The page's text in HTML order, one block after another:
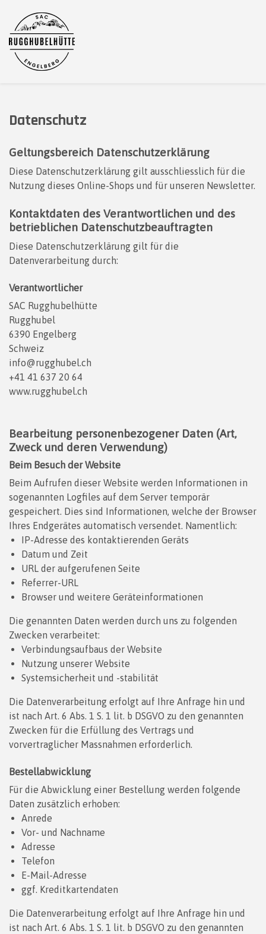
Datenschutz
Geltungsbereich Datenschutzerklärung
Diese Datenschutzerklärung gilt ausschliesslich für die
Nutzung dieses Online-Shops und für unseren Newsletter.
Kontaktdaten des Verantwortlichen und des
betrieblichen Datenschutzbeauftragten
Diese Datenschutzerklärung gilt für die
Datenverarbeitung durch:
Verantwortlicher
SAC Rugghubelhütte
Rugghubel
6390 Engelberg
Schweiz
info@rugghubel.ch
+41 41 637 20 64
www.rugghubel.ch
Bearbeitung personenbezogener Daten (Art,
Zweck und deren Verwendung)
Beim Besuch der Website
Beim Aufrufen dieser Website werden Informationen in
sogenannten Logfiles auf dem Server temporär
gespeichert. Dies sind Informationen, welche der Browser
Ihres Endgerätes automatisch versendet. Namentlich:
IP-Adresse des kontaktierenden Geräts
Datum und Zeit
URL der aufgerufenen Seite
Referrer-URL
Browser und weitere Geräteinformationen
Die genannten Daten werden durch uns zu folgenden
Zwecken verarbeitet:
Verbindungsaufbaus der Website
Nutzung unserer Website
Systemsicherheit und -stabilität
Die Datenverarbeitung erfolgt auf Ihre Anfrage hin und
ist nach Art. 6 Abs. 1 S. 1 lit. b DSGVO zu den genannten
Zwecken für die Erfüllung des Vertrags und
vorvertraglicher Massnahmen erforderlich.
Bestellabwicklung
Für die Abwicklung einer Bestellung werden folgende
Daten zusätzlich erhoben:
Anrede
Vor- und Nachname
Adresse
Telefon
E-Mail-Adresse
ggf. Kreditkartendaten
Die Datenverarbeitung erfolgt auf Ihre Anfrage hin und
ist nach Art. 6 Abs. 1 S. 1 lit. b DSGVO zu den genannten